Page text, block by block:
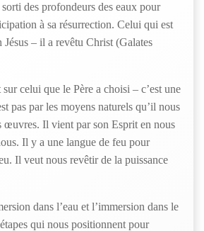
des profondeurs des eaux pour
à sa résurrection. Celui qui est
Jésus – il a revêtu Christ (Galates
celui que le Père a choisi – c’est une
pas par les moyens naturels qu’il nous
œuvres. Il vient par son Esprit en nous
Il y a une langue de feu pour
Il veut nous revêtir de la puissance
dans l’eau et l’immersion dans le
qui nous positionnent pour